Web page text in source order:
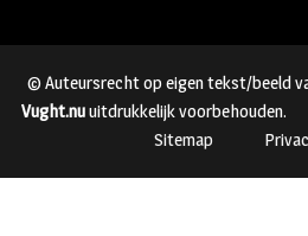
© Auteursrecht op eigen tekst/beeld
Vught.nuuitdrukkelijk voorbehouden.
Sitemap